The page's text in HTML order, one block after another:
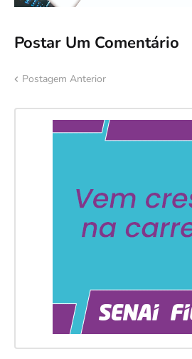
Postar Um Comentário
Postagem Anterior